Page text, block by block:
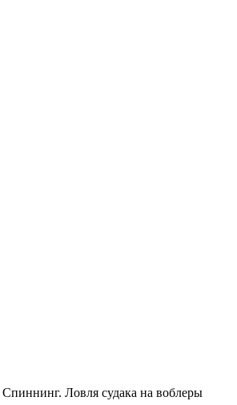
Спиннинг. Ловля судака на воблеры